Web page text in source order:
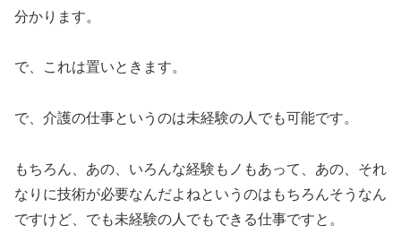
分かります。
で、これは置いときます。
で、介護の仕事というのは未経験の人でも可能です。
もちろん、あの、いろんな経験もノもあって、あの、それ
なりに技術が必要なんだよねというのはもちろんそうなん
ですけど、でも未経験の人でもできる仕事ですと。